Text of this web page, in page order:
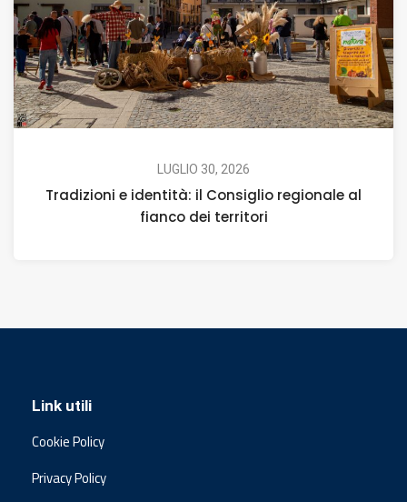
LUGLIO 30, 2026
Tradizioni e identità: il Consiglio regionale al
fianco dei territori
Link utili
Cookie Policy
Privacy Policy